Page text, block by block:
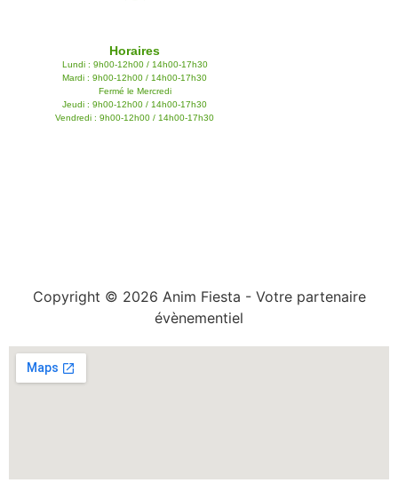
Horaires
Lundi : 9h00-12h00 / 14h00-17h30
Mardi : 9h00-12h00 / 14h00-17h30
Fermé le Mercredi
Jeudi : 9h00-12h00 / 14h00-17h30
Vendredi : 9h00-12h00 / 14h00-17h30
Copyright © 2026 Anim Fiesta - Votre partenaire
évènementiel